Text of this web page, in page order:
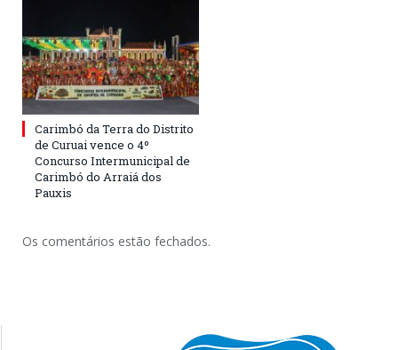
Carimbó da Terra do Distrito
de Curuai vence o 4º
Concurso Intermunicipal de
Carimbó do Arraiá dos
Pauxis
Os comentários estão fechados.